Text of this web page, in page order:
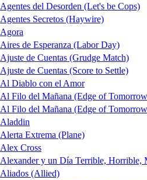
Agentes del Desorden (Let's be Cops)
Agentes Secretos (Haywire)
Agora
Aires de Esperanza (Labor Day)
Ajuste de Cuentas (Grudge Match)
Ajuste de Cuentas (Score to Settle)
Al Diablo con el Amor
Al Filo del Mañana (Edge of
Al Filo del Mañana (Edge of
Aladdin
Alerta Extrema (Plane)
Alex Cross
Alexander y un Día Terrible, Horrible,
Aliados (Allied)